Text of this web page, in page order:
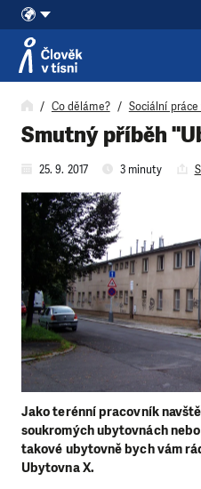
Přeskočit na obsah
Co děláme? Sociální práce
Smutný příběh
25. 9. 2017 3 minuty
Jako terénní pracovník
soukromých ubytovnách
takové ubytovně bych vám
Ubytovna X.